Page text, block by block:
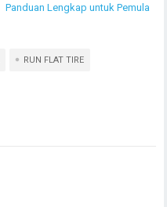
Panduan Lengkap untuk Pemula
RUN FLAT TIRE